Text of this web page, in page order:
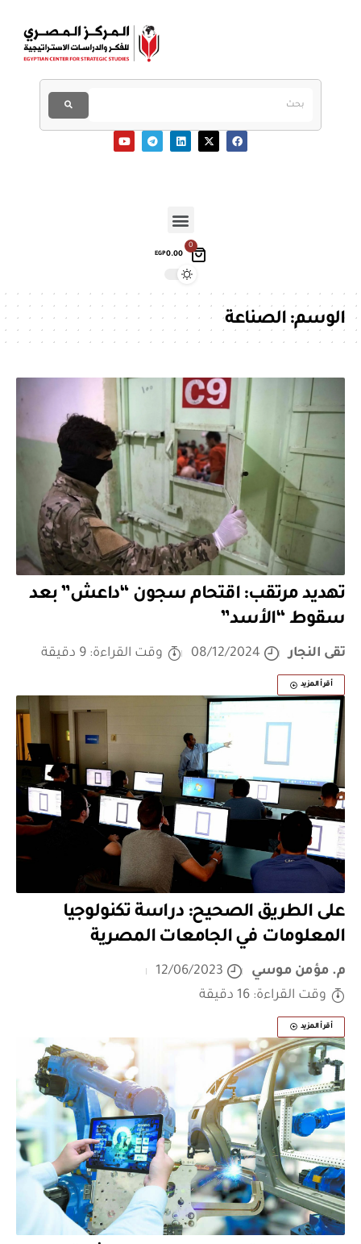
0
EGP0.00
الوسم:الصناعة
تهديد مرتقب: اقتحام سجون “داعش” بعد
سقوط “الأسد”
تقى النجار 08/12/2024 وقت القراءة: 9 دقيقة
أقرأ المزيد
على الطريق الصحيح: دراسة تكنولوجيا
المعلومات في الجامعات المصرية
م. مؤمن موسي
12/06/2023
وقت القراءة: 16 دقيقة
أقرأ المزيد